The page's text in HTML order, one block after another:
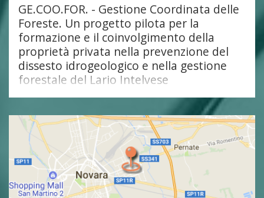
GE.COO.FOR. - Gestione Coordinata delle
Foreste. Un progetto pilota per la
formazione e il coinvolgimento della
proprietà privata nella prevenzione del
dissesto idrogeologico e nella gestione
forestale del Lario Intelvese